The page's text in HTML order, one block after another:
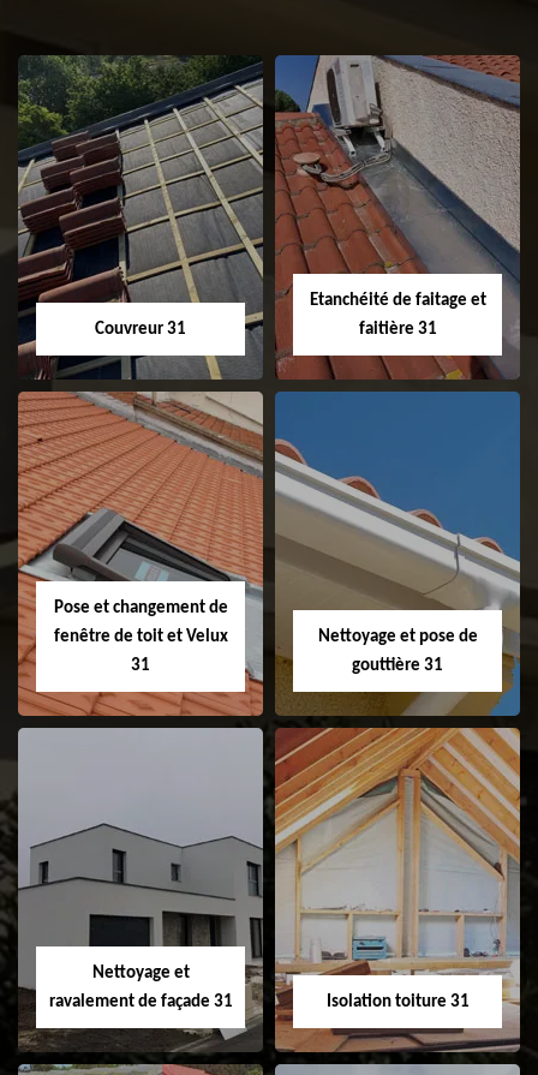
Couvreur 31
Couvreur 31
Etanchéité de faitage et
faitière 31
Etanchéité de
faitage et faitière
31
Pose et changement de
fenêtre de toit et Velux
31
Pose et
changement de
fenêtre de toit et
Velux 31
Nettoyage et pose de
gouttière 31
Nettoyage et pose
Nettoyage et
ravalement de façade 31
Isolation toiture 31